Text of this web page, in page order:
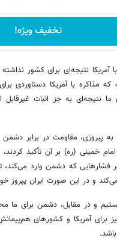
تخفیف ویژه!
آمریکا نتیجه‌ای برای کشور
مذاکره با آمریکا دستاوردی
نتیجه‌ای به جز اثبات غیرقابل
پیروزی، مقاومت در برابر
خمینی (ره) بر آن تأکید کردند،
فشارهایی که دشمن وارد می‌کند،
و در این صورت ایران پیروز
و در مقابل، دشمن برای ما
برای آمریکا و کشورهای